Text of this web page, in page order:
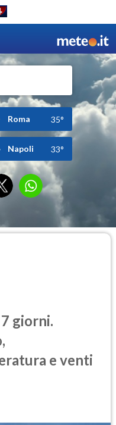
Roma 35°
Napoli 33°
giorni.
e venti